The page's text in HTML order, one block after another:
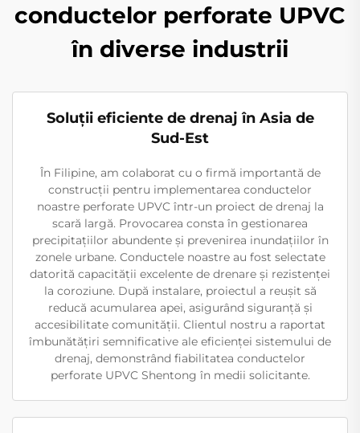
conductelor perforate UPVC
în diverse industrii
Soluții eficiente de drenaj în Asia de
Sud-Est
În Filipine, am colaborat cu o firmă importantă de
construcții pentru implementarea conductelor
noastre perforate UPVC într-un proiect de drenaj la
scară largă. Provocarea consta în gestionarea
precipitațiilor abundente și prevenirea inundațiilor în
zonele urbane. Conductele noastre au fost selectate
datorită capacității excelente de drenare și rezistenței
la coroziune. După instalare, proiectul a reușit să
reducă acumularea apei, asigurând siguranță și
accesibilitate comunității. Clientul nostru a raportat
îmbunătățiri semnificative ale eficienței sistemului de
drenaj, demonstrând fiabilitatea conductelor
perforate UPVC Shentong în medii solicitante.